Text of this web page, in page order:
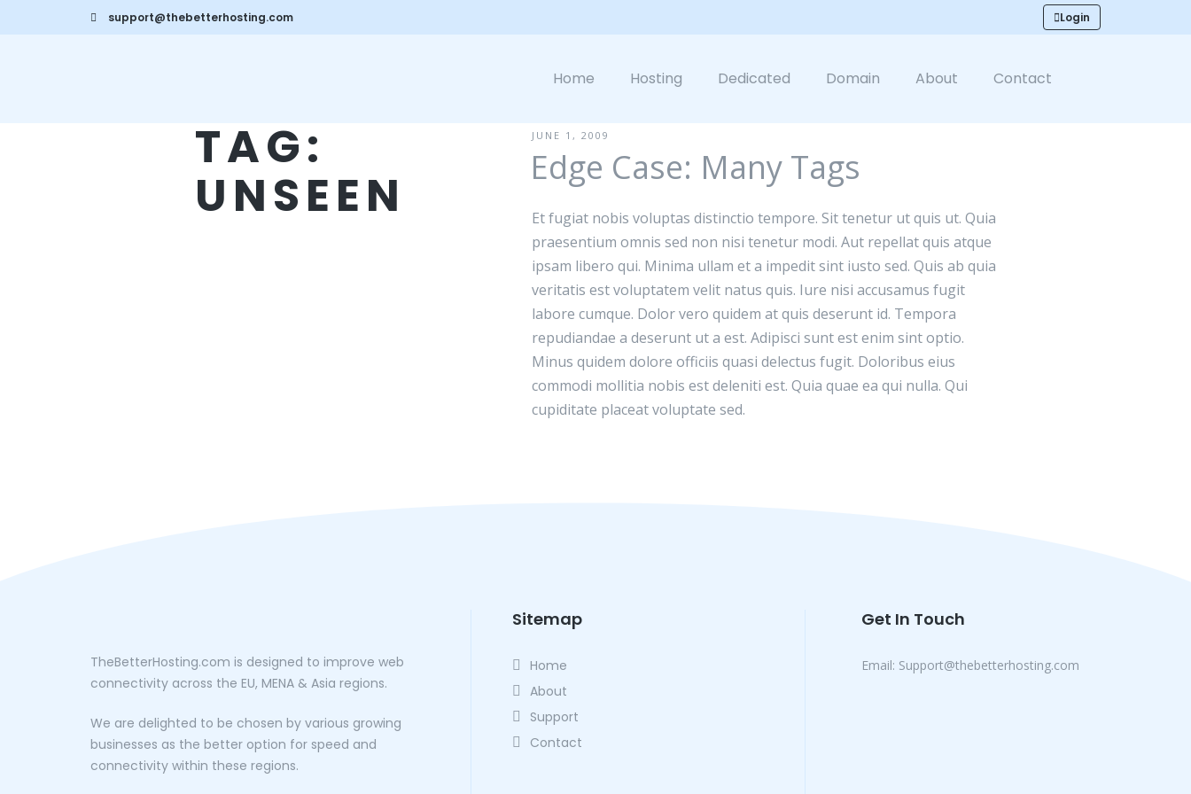
support@thebetterhosting.com Login
Home Hosting Dedicated Domain About Contact
TAG:
UNSEEN
JUNE 1, 2009
Edge Case: Many Tags
Et fugiat nobis voluptas distinctio tempore. Sit tenetur ut quis ut. Quia
praesentium omnis sed non nisi tenetur modi. Aut repellat quis atque
ipsam libero qui. Minima ullam et a impedit sint iusto sed. Quis ab quia
veritatis est voluptatem velit natus quis. Iure nisi accusamus fugit
labore cumque. Dolor vero quidem at quis deserunt id. Tempora
repudiandae a deserunt ut a est. Adipisci sunt est enim sint optio.
Minus quidem dolore officiis quasi delectus fugit. Doloribus eius
commodi mollitia nobis est deleniti est. Quia quae ea qui nulla. Qui
cupiditate placeat voluptate sed.
TheBetterHosting.com is designed to improve web
connectivity across the EU, MENA & Asia regions.
We are delighted to be chosen by various growing
businesses as the better option for speed and
connectivity within these regions.
Sitemap
Home
About
Support
Contact
Get In Touch
Email: Support@thebetterhosting.com